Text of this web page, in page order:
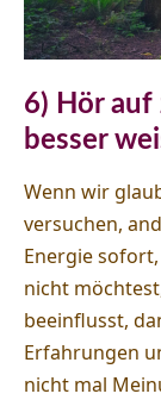
6) Hör auf
besser
Wenn wir
versuchen,
Energie
nicht
beeinflusst,
Erfahrungen
nicht mal